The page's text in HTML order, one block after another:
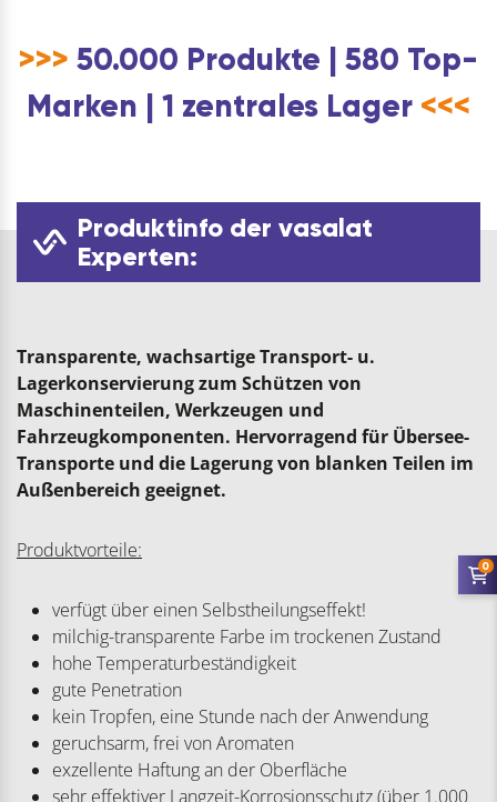
>>> 50.000 Produkte | 580 Top-
Marken | 1 zentrales Lager <<<
Produktinfo der vasalat
Experten:
Transparente, wachsartige Transport- u.
Lagerkonservierung zum Schützen von
Maschinenteilen, Werkzeugen und
Fahrzeugkomponenten. Hervorragend für Übersee-
Transporte und die Lagerung von blanken Teilen im
Außenbereich geeignet.
Produktvorteile:
verfügt über einen Selbstheilungseffekt!
milchig-transparente Farbe im trockenen Zustand
hohe Temperaturbeständigkeit
gute Penetration
kein Tropfen, eine Stunde nach der Anwendung
geruchsarm, frei von Aromaten
exzellente Haftung an der Oberfläche
sehr effektiver Langzeit-Korrosionsschutz (über 1.000
0